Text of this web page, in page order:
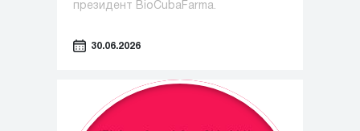
президент BioCubaFarma.
30.06.2026